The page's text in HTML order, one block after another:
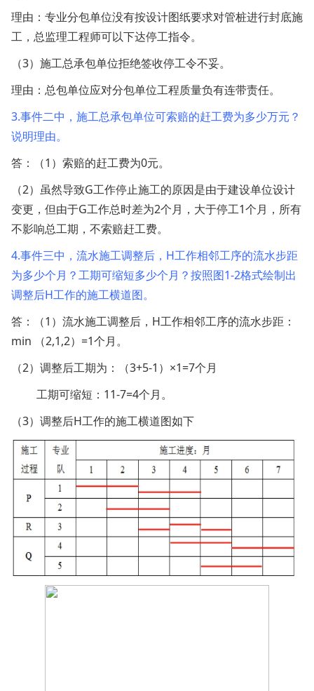
理由：专业分包单位没有按设计图纸要求对管桩进行封底施
工，总监理工程师可以下达停工指令。
（3）施工总承包单位拒绝签收停工令不妥。
理由：总包单位应对分包单位工程质量负有连带责任。
3.事件二中，施工总承包单位可索赔的赶工费为多少万元？
说明理由。
答：
（1）索赔的赶工费为0元。
（2）虽然导致G工作停止施工的原因是由于建设单位设计
变更，但由于G工作总时差为2个月，大于停工1个月，所有
不影响总工期，不索赔赶工费。
4.事件三中，流水施工调整后，H工作相邻工序的流水步距
为多少个月？工期可缩短多少个月？按照图1-2格式绘制出
调整后H工作的施工横道图。
答：（1）流水施工调整后，H工作相邻工序的流水步距：
min （2,1,2）=1个月。
（2）调整后工期为：（3+5-1）×1=7个月
工期可缩短：11-7=4个月。
（3）调整后H工作的施工横道图如下